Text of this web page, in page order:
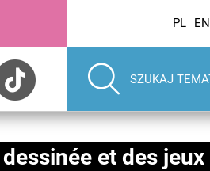
PL EN
et des jeux